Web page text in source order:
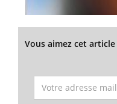
Vous aimez cet